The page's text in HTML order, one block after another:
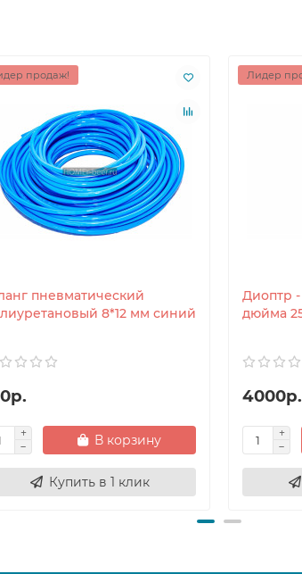
продаж!
пневматический
8*12 мм синий
В корзину
Купить в 1 клик
Лидер
Диоптр -
дюйма
4000р.